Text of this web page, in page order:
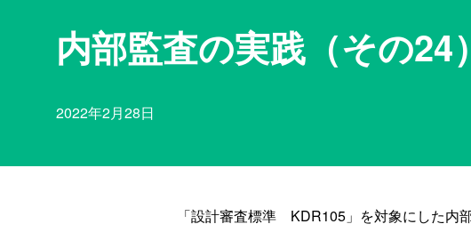
内部監査の実践（その24）
2022年2月28日
「設計審査標準 KDR105」を対象にした内